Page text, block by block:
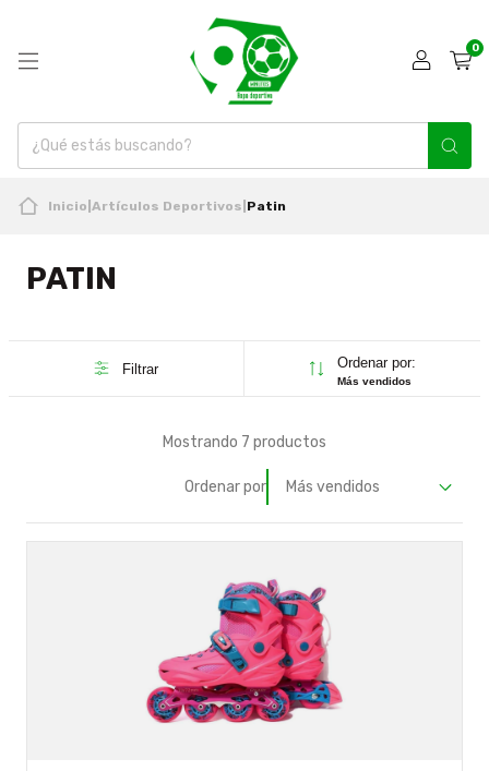
0
Inicio Artículos Deportivos Patin
PATIN
Filtrar Ordenar por:
Más vendidos
Mostrando 7 productos
Ordenar por